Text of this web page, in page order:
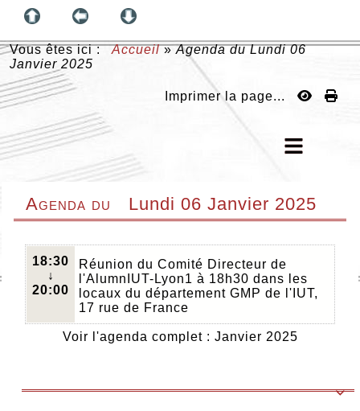
Vous êtes ici :Accueil»Agenda duLundi 06
Janvier 2025
Imprimer la page...
Agenda du Lundi 06 Janvier 2025
18:30
↓
20:00
Réunion du Comité Directeur de
l'AlumnIUT-Lyon1 à 18h30 dans les
locaux du département GMP de l'IUT,
17 rue de France
Voir l'agenda complet : Janvier 2025
